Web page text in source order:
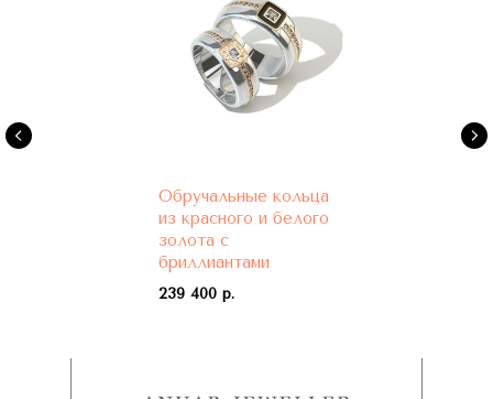
Обручальные кольца
из красного и белого
золота с
бриллиантами
239 400 р.